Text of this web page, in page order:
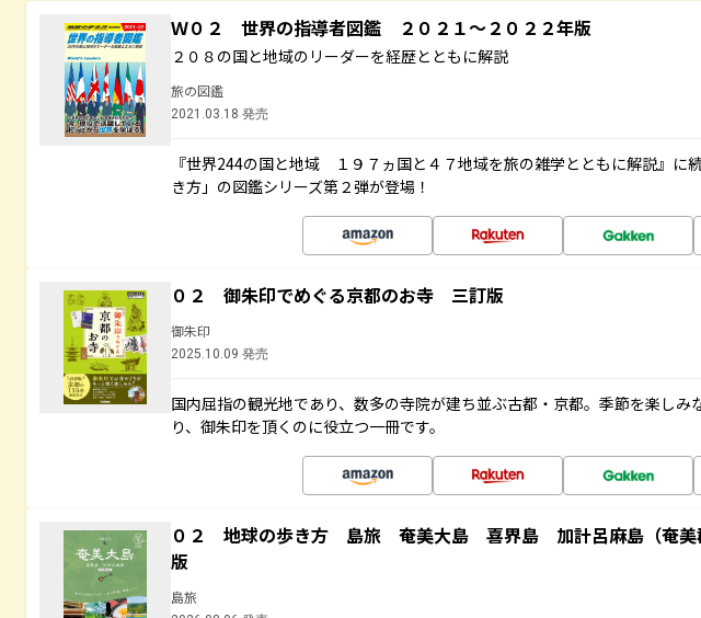
Ｗ０２ 世界の指導者図鑑 ２０２１～２０２２年版
２０８の国と地域のリーダーを経歴とともに解説
旅の図鑑
2021.03.18 発売
『世界244の国と地域 １９７ヵ国と４７地域を旅の雑学とともに解説』に
き方」の図鑑シリーズ第２弾が登場！
０２ 御朱印でめぐる京都のお寺 三訂版
御朱印
2025.10.09 発売
国内屈指の観光地であり、数多の寺院が建ち並ぶ古都・京都。季節を楽しみ
り、御朱印を頂くのに役立つ一冊です。
０２ 地球の歩き方 島旅 奄美大島 喜界島 加計呂麻島（奄
版
島旅